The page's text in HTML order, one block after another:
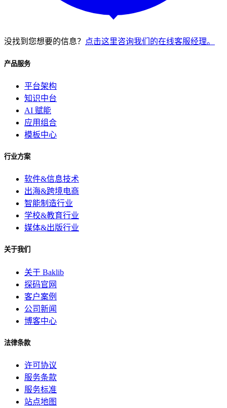
没找到您想要的信息？ 点击这里咨询我们的在线客服经理。
产品服务
平台架构
知识中台
AI 赋能
应用组合
模板中心
行业方案
软件&信息技术
出海&跨境电商
智能制造行业
学校&教育行业
媒体&出版行业
关于我们
关于 Baklib
探码官网
客户案例
公司新闻
博客中心
法律条款
许可协议
服务条款
服务标准
站点地图